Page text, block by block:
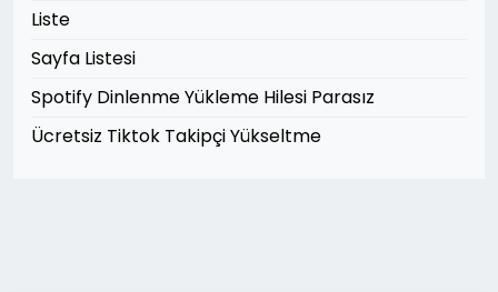
Liste
Sayfa Listesi
Spotify Dinlenme Yükleme Hilesi Parasız
Ücretsiz Tiktok Takipçi Yükseltme